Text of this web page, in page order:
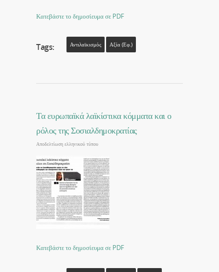
Κατεβάστε το δημοσίευμα σε PDF
Tags: Αντιλαϊκισμός Αξία (εφ.)
Τα ευρωπαϊκά λαϊκίστικα κόμματα και ο
ρόλος της Σοσιαλδημοκρατίας
Αποδελτίωση ελληνικού τύπου
Κατεβάστε το δημοσίευμα σε PDF